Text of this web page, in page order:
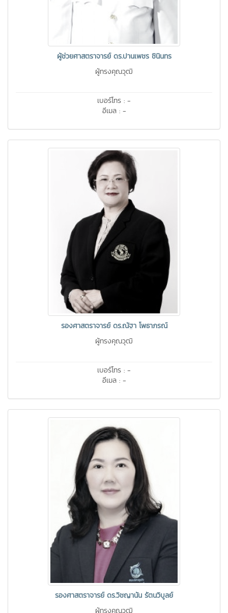
ผู้ช่วยศาสตราจารย์ ดร.ปานเพชร ชินินทร
ผู้ทรงคุณวุฒิ
เบอร์โทร : -
อีเมล : -
รองศาสตราจารย์ ดร.ณัฐา โพธาภรณ์
ผู้ทรงคุณวุฒิ
เบอร์โทร : -
อีเมล : -
รองศาสตราจารย์ ดร.วิชญานัน รัตนวิบูลย์
ผู้ทรงคุณวุฒิ